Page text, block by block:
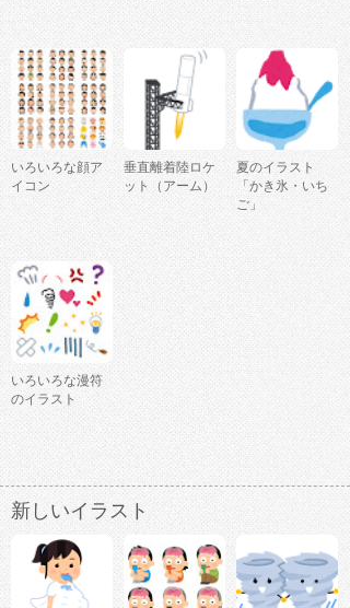
いろいろな顔ア
イコン
垂直離着陸ロケ
ット（アーム）
夏のイラスト
「かき氷・いち
ご」
いろいろな漫符
のイラスト
新しいイラスト